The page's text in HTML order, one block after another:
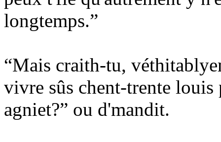
longtemps.”
“Mais craith-tu,
vivre sûs chent-trente
agniet?” ou d'mandit.